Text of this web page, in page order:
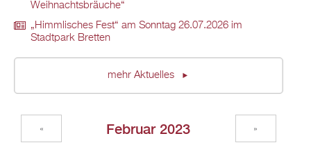
Weihnachtsbräuche“
„Himmlisches Fest“ am Sonntag 26.07.2026 im
Stadtpark Bretten
mehr Aktuelles
Februar 2023
« »